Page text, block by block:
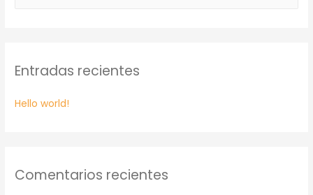
Entradas recientes
Hello world!
Comentarios recientes